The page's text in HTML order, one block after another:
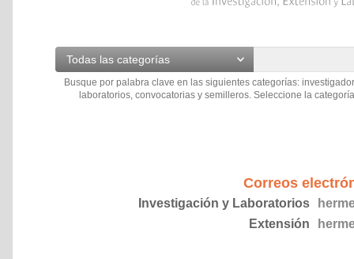
Todas las categorías
Busque por palabra clave en las siguientes categorías:
laboratorios, convocatorias y semilleros. Seleccione la
Correos
Investigación y Laboratorios
Extensión